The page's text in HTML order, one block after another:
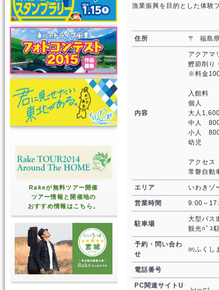
Rakeが無料ツアー開催
ツアー情報と開催地の
おすすめ情報はこちら。
漁業振興を目的とした体験
住所 〒 福島
内容
アクアマ
鰹節削り
※料金
入館料
個人
大人
中人
小人
幼児
アクセス
常磐自動
エリア いわきゾ
営業時間 9:00～
駐車場
大型バ
観光ﾊﾞｽ
予約・問い合わ
せ
㈶ふくし
電話番号
PC関連サイトU